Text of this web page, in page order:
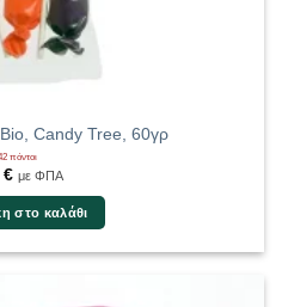
Bio, Candy Tree, 60γρ
πόντοι
€ με ΦΠΑ
στο καλάθι